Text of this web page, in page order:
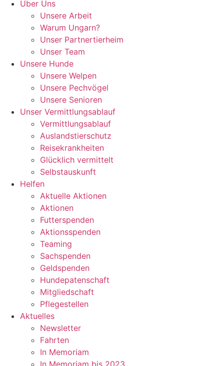
Über Uns
Unsere Arbeit
Warum Ungarn?
Unser Partnertierheim
Unser Team
Unsere Hunde
Unsere Welpen
Unsere Pechvögel
Unsere Senioren
Unser Vermittlungsablauf
Vermittlungsablauf
Auslandstierschutz
Reisekrankheiten
Glücklich vermittelt
Selbstauskunft
Helfen
Aktuelle Aktionen
Aktionen
Futterspenden
Aktionsspenden
Teaming
Sachspenden
Geldspenden
Hundepatenschaft
Mitgliedschaft
Pflegestellen
Aktuelles
Newsletter
Fahrten
In Memoriam